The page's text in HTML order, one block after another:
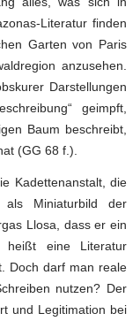
Literatur finden
Garten von Paris
anzusehen.
Darstellungen
geimpft,
Baum beschreibt,
(GG 68 f.).
Kadettenanstalt, die
Miniaturbild der
Llosa, dass er ein
heißt eine Literatur
Doch darf man reale
nutzen? Der
und Legitimation bei